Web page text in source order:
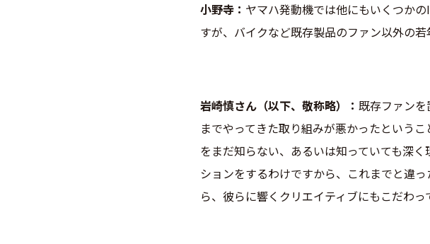
小野寺
ヤマハ発動機では他にもいくつか
すが、 バイクなど既存製品のファン以外の若
岩崎慎さん（以下、敬称略）
既存ファン
までやってきた取り組みが悪かったという
をまだ知らない、あるいは知っていても深
ションをするわけですから、これまでと違
ら、彼らに響くクリエイティブにもこだわっ